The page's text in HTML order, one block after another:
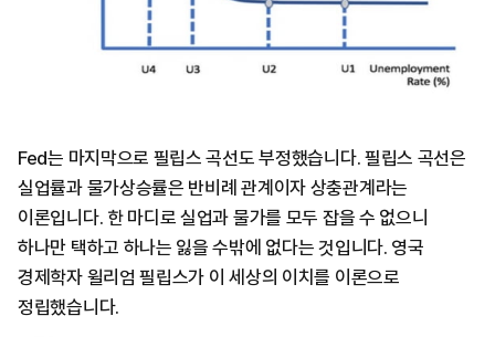
Fed는 마지막으로 필립스 곡선도 부정했습니다. 필립스 곡선은
실업률과 물가상승률은 반비례 관계이자 상충관계라는
이론입니다. 한 마디로 실업과 물가를 모두 잡을 수 없으니
하나만 택하고 하나는 잃을 수밖에 없다는 것입니다. 영국
경제학자 윌리엄 필립스가 이 세상의 이치를 이론으로
정립했습니다.